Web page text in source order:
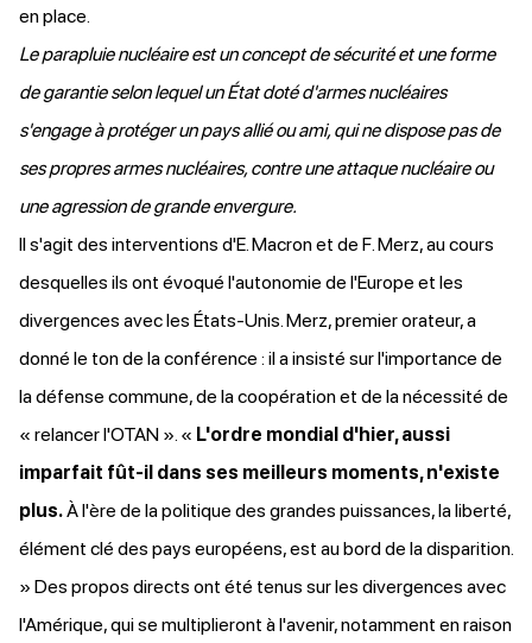
en place.
Le parapluie nucléaire est un concept de sécurité et une forme
de garantie selon lequel un État doté d'armes nucléaires
s'engage à protéger un pays allié ou ami, qui ne dispose pas de
ses propres armes nucléaires, contre une attaque nucléaire ou
une agression de grande envergure.
Il s'agit des interventions d'E. Macron et de F. Merz, au cours
desquelles ils ont évoqué l'autonomie de l'Europe et les
divergences avec les États-Unis. Merz, premier orateur, a
donné le ton de la conférence : il ainsisté sur l'importance de
la défense commune, de la coopération et de la nécessité de
« relancer l'OTAN ». « L'ordre mondial d'hier, aussi
imparfait fût-il dans ses meilleurs moments, n'existe
plus.À l'ère de la politique des grandes puissances, la liberté,
élément clé des pays européens, est au bord de la disparition.
» Des propos directs ont été tenus sur les divergences avec
l'Amérique, qui se multiplieront à l'avenir, notamment en raison